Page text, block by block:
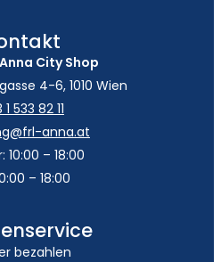
City Shop
4-6, 1010 Wien
533 82 11
anna.at
10:00 – 18:00
– 18:00
bezahlen